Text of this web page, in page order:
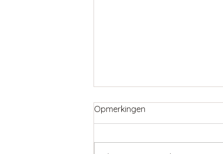
Opmerkingen